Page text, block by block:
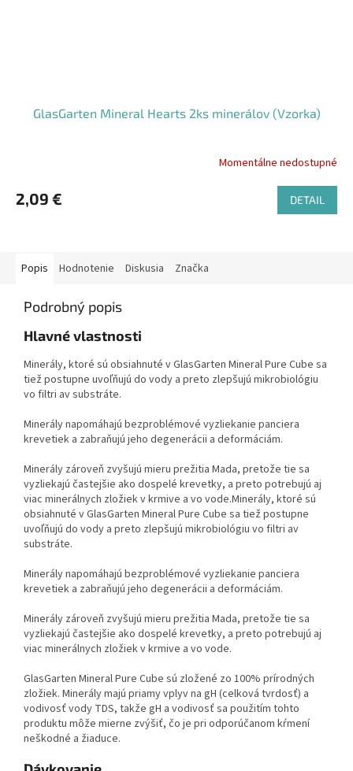
GlasGarten Mineral Hearts 2ks minerálov (Vzorka)
produktu
je
hviezdičiek.
Momentálne nedostupné
2,09 € DETAIL
Popis Hodnotenie Diskusia Značka
Podrobný popis
Hlavné vlastnosti
Minerály, ktoré sú obsiahnuté v GlasGarten Mineral Pure Cube sa
tiež postupne uvoľňujú do vody a preto zlepšujú mikrobiológiu
vo filtri av substráte.
Minerály napomáhajú bezproblémové vyzliekanie panciera
krevetiek a zabraňujú jeho degenerácii a deformáciám.
Minerály zároveň zvyšujú mieru prežitia Mada, pretože tie sa
vyzliekajú častejšie ako dospelé krevetky, a preto potrebujú aj
viac minerálnych zložiek v krmive a vo vode.Minerály, ktoré sú
obsiahnuté v GlasGarten Mineral Pure Cube sa tiež postupne
uvoľňujú do vody a preto zlepšujú mikrobiológiu vo filtri av
substráte.
Minerály napomáhajú bezproblémové vyzliekanie panciera
krevetiek a zabraňujú jeho degenerácii a deformáciám.
Minerály zároveň zvyšujú mieru prežitia Mada, pretože tie sa
vyzliekajú častejšie ako dospelé krevetky, a preto potrebujú aj
viac minerálnych zložiek v krmive a vo vode.
GlasGarten Mineral Pure Cube sú zložené zo 100% prírodných
zložiek. Minerály majú priamy vplyv na gH (celková tvrdosť) a
vodivosť vody TDS, takže gH a vodivosť sa použitím tohto
produktu môže mierne zvýšiť, čo je pri odporúčanom kŕmení
neškodné a žiaduce.